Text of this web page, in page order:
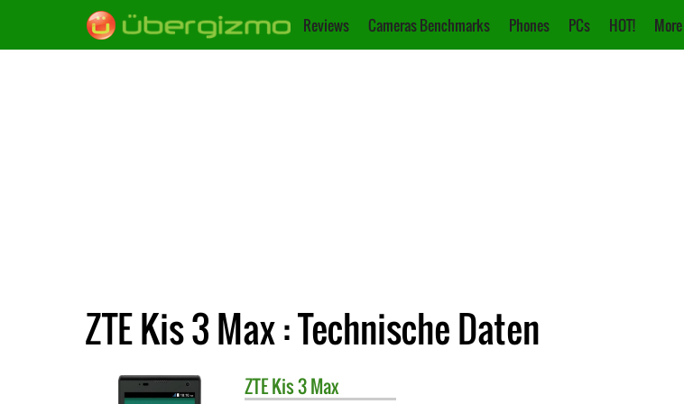
Reviews Cameras Benchmarks Phones PCs HOT! More
ZTE Kis 3 Max : Technische Daten
ZTEKis 3 Max